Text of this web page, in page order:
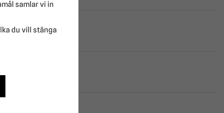
samlar vi in
du vill stänga